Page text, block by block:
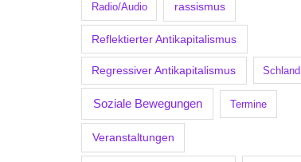
Radio/Audio rassismus
Reflektierter Antikapitalismus
Regressiver Antikapitalismus Schland
Soziale Bewegungen Termine
Veranstaltungen